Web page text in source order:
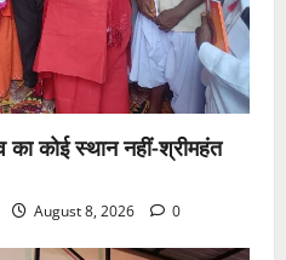
का कोई स्थान नहीं-श्रीमहंत
August 8, 2026 0